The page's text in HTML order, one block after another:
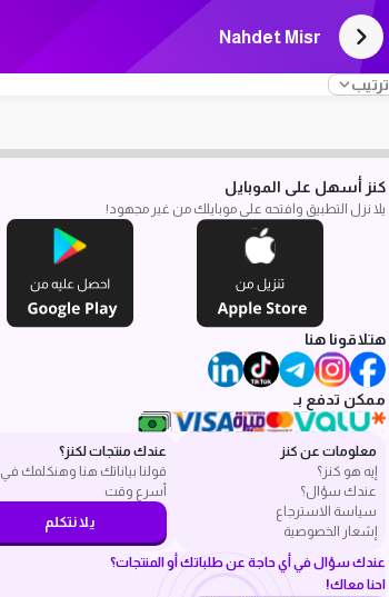
Nahdet Misr
ترتيب
كنز أسهل على الموبايل
يلا نزل التطبيق وافتحه على موبايلك من غير مجهود!
هتلاقونا هنا
ممكن تدفع بـ
معلومات عن كنز
إيه هو كنز؟
عندك سؤال؟
سياسة الاسترجاع
إشعار الخصوصية
عندك منتجات لكنز؟
قولنا بياناتك هنا وهنكلمك في
أسرع وقت
يلا نتكلم
عندك سؤال في أي حاجة عن طلباتك أو المنتجات؟
احنا معاك!